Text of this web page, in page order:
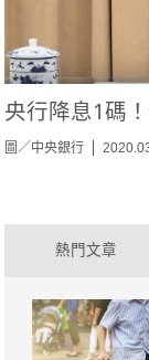
央行降息1碼
圖／中央銀行
熱門文章